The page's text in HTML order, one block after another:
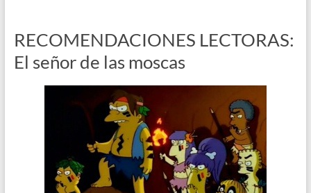
RECOMENDACIONES LECTORAS:
El señor de las moscas